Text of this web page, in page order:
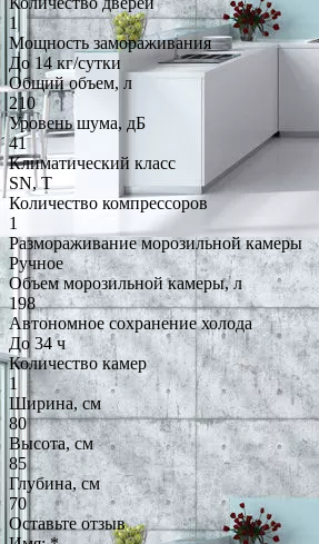
1
Мощность замораживания
До 14 кг/cутки
Общий объем, л
210
Уровень шума, дБ
41
Климатический класс
SN, T
Количество компрессоров
1
Размораживание морозильной камеры
Ручное
Объем морозильной камеры, л
198
Автономное сохранение холода
До 34 ч
Количество камер
1
Ширина, см
80
Высота, см
85
Глубина, см
70
Оставьте отзыв